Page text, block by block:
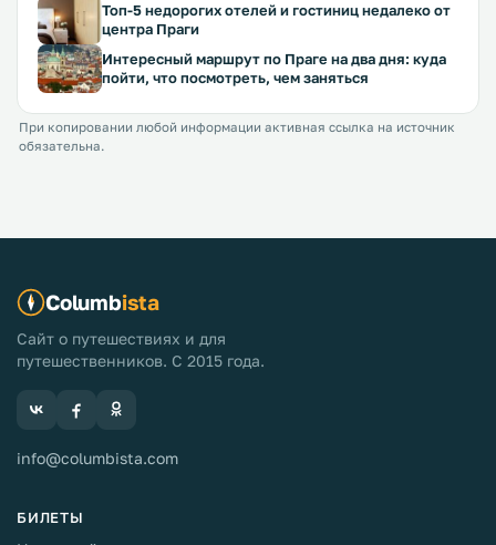
Топ-5 недорогих отелей и гостиниц недалеко от
центра Праги
Интересный маршрут по Праге на два дня: куда
пойти, что посмотреть, чем заняться
При копировании любой информации активная ссылка на источник
обязательна.
Columbista
Сайт о путешествиях и для
путешественников. С 2015 года.
info@columbista.com
БИЛЕТЫ